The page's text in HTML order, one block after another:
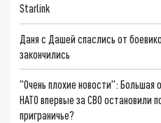
Starlink
Даня с Дашей спаслись от
закончились
"Очень плохие новости":
НАТО впервые за СВО остановили
приграничье?